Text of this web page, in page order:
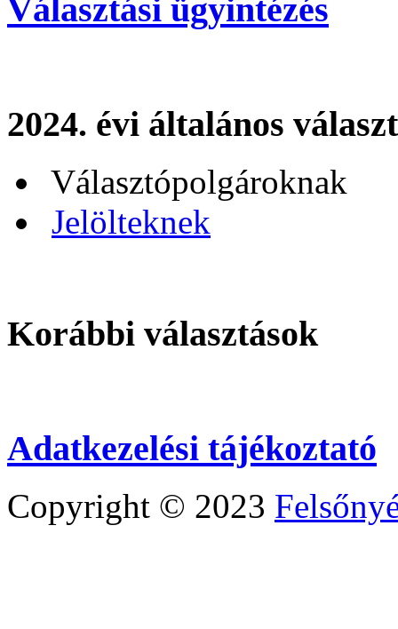
Választási ügyintézés
2024. évi általános
Választópolgároknak
Jelölteknek
Korábbi választások
Adatkezelési tájékoztató
Copyright © 2023